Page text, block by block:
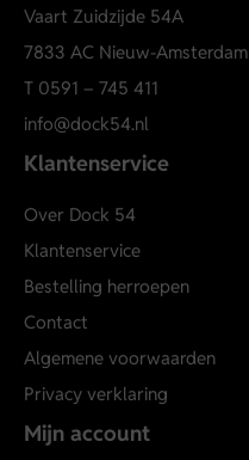
Vaart Zuidzijde 54A
7833 AC Nieuw-Amsterdam
T 0591 – 745 411
info@dock54.nl
Klantenservice
Over Dock 54
Klantenservice
Bestelling herroepen
Contact
Algemene voorwaarden
Privacy verklaring
Mijn account